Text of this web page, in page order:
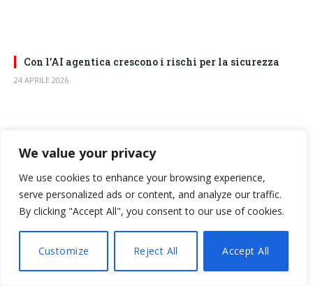
We value your privacy
We use cookies to enhance your browsing experience,
serve personalized ads or content, and analyze our traffic.
By clicking "Accept All", you consent to our use of cookies.
Customize Reject All Accept All
Con l’AI agentica crescono i rischi per la sicurezza
24 APRILE 2026
NEWSLETTER
Iscriviti alla Newsletter per ricevere gli aggiornamenti dai
portali di BitMAT Edizioni.